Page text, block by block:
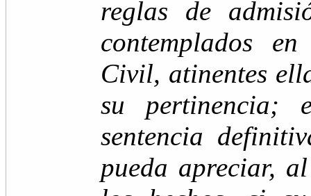
reglas de
contemplados
Civil, atinentes
su pertinencia;
sentencia
pueda apreciar,